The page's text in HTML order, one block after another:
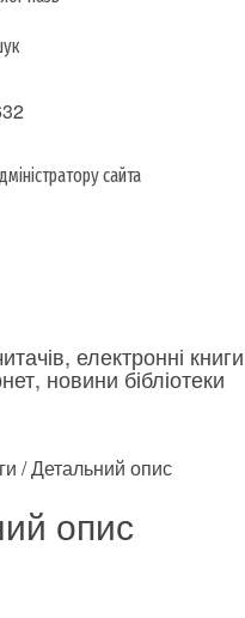
сайта
електронні
новини бібліотеки
/ Детальний опис
опис